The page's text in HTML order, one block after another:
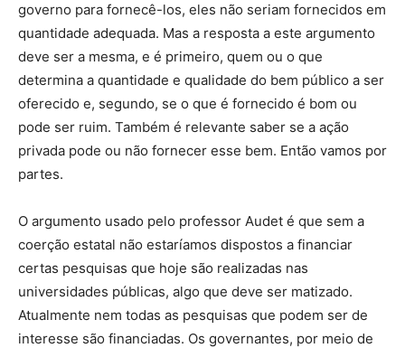
governo para fornecê-los, eles não seriam fornecidos em
quantidade adequada. Mas a resposta a este argumento
deve ser a mesma, e é primeiro, quem ou o que
determina a quantidade e qualidade do bem público a ser
oferecido e, segundo, se o que é fornecido é bom ou
pode ser ruim. Também é relevante saber se a ação
privada pode ou não fornecer esse bem. Então vamos por
partes.
O argumento usado pelo professor Audet é que sem a
coerção estatal não estaríamos dispostos a financiar
certas pesquisas que hoje são realizadas nas
universidades públicas, algo que deve ser matizado.
Atualmente nem todas as pesquisas que podem ser de
interesse são financiadas. Os governantes, por meio de